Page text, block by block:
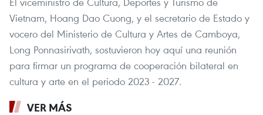
Vietnam, Hoang Dao Cuong, y el secretario de Estado y
vocero del Ministerio de Cultura y Artes de Camboya,
Long Ponnasirivath, sostuvieron hoy aquí una reunión
para firmar un programa de cooperación bilateral en
cultura y arte en el periodo 2023 - 2027.
VER MÁS